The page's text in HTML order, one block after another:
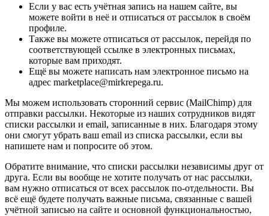
Если у вас есть учётная запись на нашем сайте, вы
можете войти в неё и отписаться от рассылок в своём
профиле.
Также вы можете отписаться от рассылок, перейдя по
соответствующей ссылке в электронных письмах,
которые вам приходят.
Ещё вы можете написать нам электронное письмо на
адрес marketplace@mirkrepega.ru.
Мы можем использовать сторонний сервис (MailChimp) для
отправки рассылки. Некоторые из наших сотрудников видят
списки рассылки и email, записанные в них. Благодаря этому
они смогут убрать ваш email из списка рассылки, если вы
напишете нам и попросите об этом.
Обратите внимание, что списки рассылки независимы друг от
друга. Если вы вообще не хотите получать от нас рассылки,
вам нужно отписаться от всех рассылок по-отдельности. Вы
всё ещё будете получать важные письма, связанные с вашей
учётной записью на сайте и основной функциональностью,